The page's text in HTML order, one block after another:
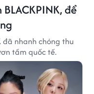
để
đã nhanh chóng thu
tầm quốc tế.